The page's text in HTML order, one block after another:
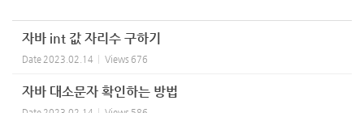
자바 int 값 자리수 구하기
Date 2023.02.14 Views 676
자바 대소문자 확인하는 방법